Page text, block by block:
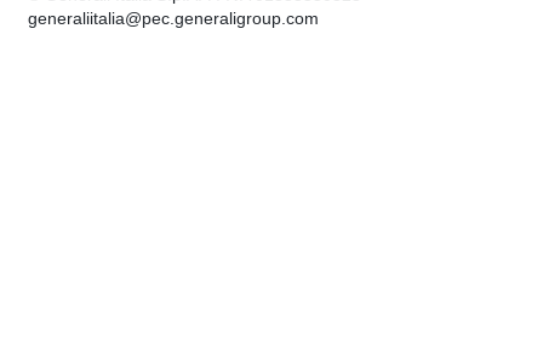
generaliitalia@pec.generaligroup.com